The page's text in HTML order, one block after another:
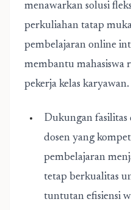
menawarkan solusi
perkuliahan tatap
pembelajaran online
membantu mahasiswa
pekerja kelas karyawan.
Dukungan fasilitas
dosen yang
pembelajaran
tetap berkualitas
tuntutan efisiensi